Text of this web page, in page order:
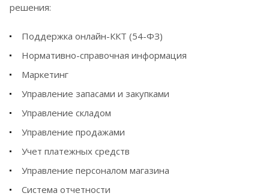
решения:
Поддержка онлайн-ККТ (54-ФЗ)
Нормативно-справочная информация
Маркетинг
Управление запасами и закупками
Управление складом
Управление продажами
Учет платежных средств
Управление персоналом магазина
Система отчетности